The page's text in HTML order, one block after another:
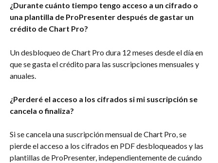
¿Durante cuánto tiempo tengo acceso a un cifrado o
una plantilla de ProPresenter después de gastar un
crédito de Chart Pro?
Un desbloqueo de Chart Pro dura 12 meses desde el día en
que se gasta el crédito para las suscripciones mensuales y
anuales.
¿Perderé el acceso a los cifrados si mi suscripción se
cancela o finaliza?
Si se cancela una suscripción mensual de Chart Pro, se
pierde el acceso a los cifrados en PDF desbloqueados y las
plantillas de ProPresenter, independientemente de cuándo